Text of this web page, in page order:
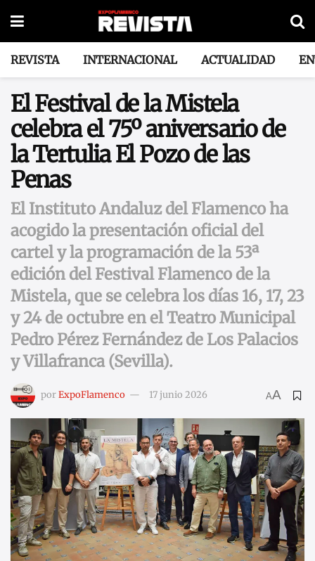
REVISTA INTERNACIONAL ACTUALIDAD
El Festival de la Mistela
celebra el 75º aniversario de
la Tertulia El Pozo de las
Penas
El Instituto Andaluz del Flamenco ha
acogido la presentación oficial del
cartel y la programación de la 53ª
edición del Festival Flamenco de la
Mistela, que se celebra los días 16, 17, 23
y 24 de octubre en el Teatro Municipal
Pedro Pérez Fernández de Los Palacios
y Villafranca (Sevilla).
porExpoFlamenco 17 junio 2026 AA